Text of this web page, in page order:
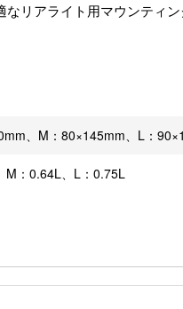
リアライト用マウンティン
、M：80×145mm、L：
M：0.64L、L：0.75L